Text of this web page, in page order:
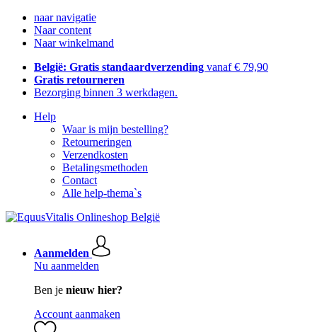
naar navigatie
Naar content
Naar winkelmand
België: Gratis standaardverzending vanaf € 79,90
Gratis retourneren
Bezorging binnen 3 werkdagen.
Help
Waar is mijn bestelling?
Retourneringen
Verzendkosten
Betalingsmethoden
Contact
Alle help-thema`s
Aanmelden
Nu aanmelden
Ben je nieuw hier?
Account aanmaken